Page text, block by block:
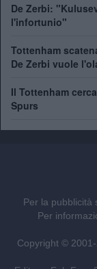
De Zerbi:
l'infortunio"
Tottenham
De Zerbi vuole
Il Tottenham
Spurs
Per la pubblicità
Per
Copyright ©